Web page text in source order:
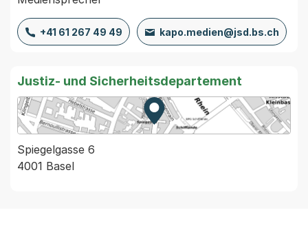
+41 61 267 49 49 kapo.medien@jsd.bs.ch
Justiz- und Sicherheitsdepartement
Zur Karte von MapBS.
Externer Link, wird in einem
Spiegelgasse 6
4001 Basel